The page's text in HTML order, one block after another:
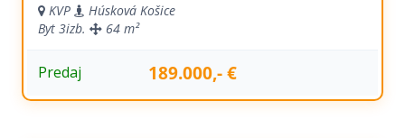
KVP
Húsková Košice
Byt 3izb. 64 m²
Predaj 189.000,- €